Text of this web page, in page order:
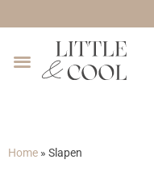
Home » Slapen